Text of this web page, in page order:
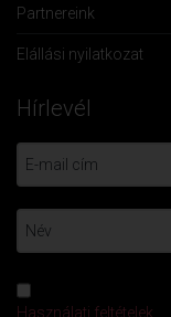
Partnereink
Elállási nyilatkozat
Hírlevél
Használati feltételek